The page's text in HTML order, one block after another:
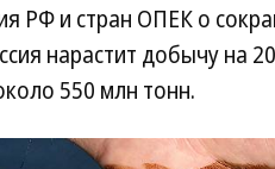
РФ и стран ОПЕК о
нарастит добычу на
550 млн тонн.